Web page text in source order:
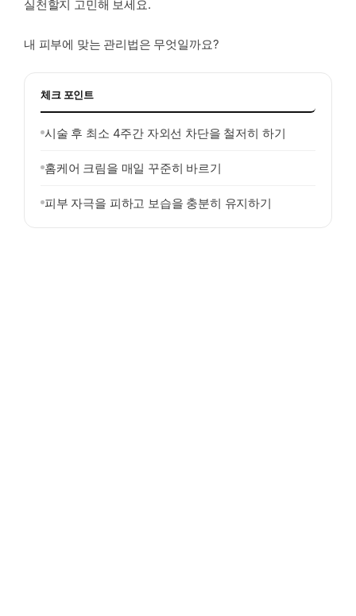
실천할지 고민해 보세요.
내 피부에 맞는 관리법은 무엇일까요?
체크 포인트
시술 후 최소 4주간 자외선 차단을 철저히 하기
홈케어 크림을 매일 꾸준히 바르기
피부 자극을 피하고 보습을 충분히 유지하기